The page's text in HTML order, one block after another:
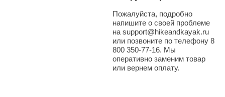
Пожалуйста, подробно
напишите о своей проблеме
на support@hikeandkayak.ru
или позвоните по телефону 8
800 350-77-16. Мы
оперативно заменим товар
или вернем оплату.